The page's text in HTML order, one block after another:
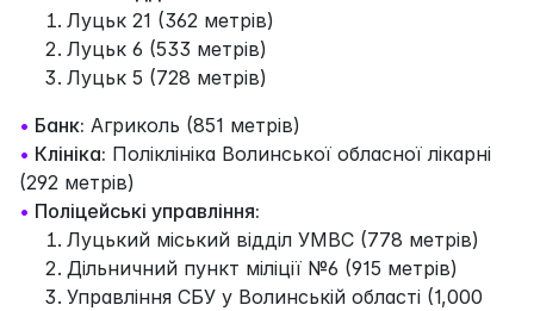
Луцьк 21 (362 метрів)
Луцьк 6 (533 метрів)
Луцьк 5 (728 метрів)
• Банк: Агриколь (851 метрів)
• Клініка: Поліклініка Волинської обласної лікарні
(292 метрів)
• Поліцейські управління:
Луцький міський відділ УМВС (778 метрів)
Дільничний пункт міліції №6 (915 метрів)
Управління СБУ у Волинській області (1,000